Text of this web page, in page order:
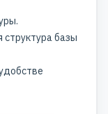
структура базы